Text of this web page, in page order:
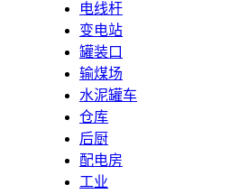
电线杆
变电站
罐装口
输煤场
水泥罐车
仓库
后厨
配电房
工业